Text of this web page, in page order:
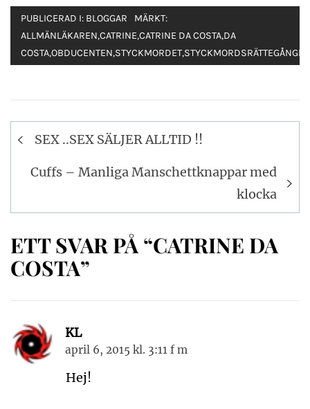
PUBLICERAD I: BLOGGAR
MÄRKT:
ALLMÄNLÄKAREN,CATRINE,CATRINE DA COSTA,DA
COSTA,OBDUCENTEN,STYCKMORDET,STYCKMORDSRÄTTEGÅNGEN
Inläggsnavigering
SEX ..SEX SÄLJER ALLTID !!
Cuffs – Manliga Manschettknappar med
klocka
ETT SVAR PÅ “CATRINE DA
COSTA”
KL
april 6, 2015 kl. 3:11 f m
Hej!